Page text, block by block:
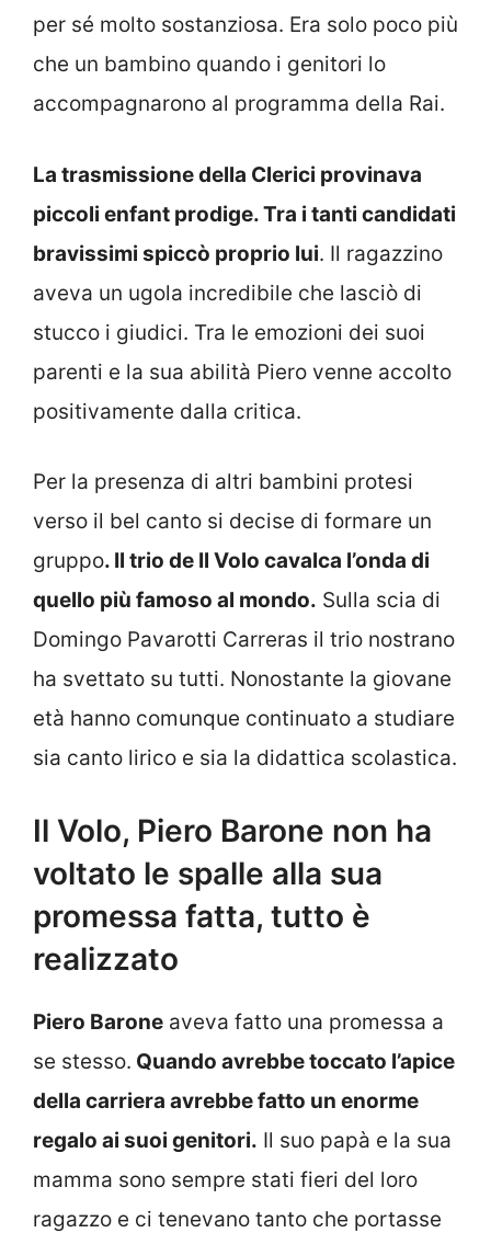
per sé molto sostanziosa. Era solo poco più
che un bambino quando i genitori lo
accompagnarono al programma della Rai.
La trasmissione della Clerici provinava
piccoli enfant prodige. Tra i tanti candidati
bravissimi spiccò proprio lui. Il ragazzino
aveva un ugola incredibile che lasciò di
stucco i giudici. Tra le emozioni dei suoi
parenti e la sua abilità Piero venne accolto
positivamente dalla critica.
Per la presenza di altri bambini protesi
verso il bel canto si decise di formare un
gruppo. Il trio de Il Volo cavalca l’onda di
quello più famoso al mondo. Sulla scia di
Domingo Pavarotti Carreras il trio nostrano
ha svettato su tutti. Nonostante la giovane
età hanno comunque continuato a studiare
sia canto lirico e sia la didattica scolastica.
Il Volo, Piero Barone non ha
voltato le spalle alla sua
promessa fatta, tutto è
realizzato
Piero Barone aveva fatto una promessa a
se stesso. Quando avrebbe toccato l’apice
della carriera avrebbe fatto un enorme
regalo ai suoi genitori. Il suo papà e la sua
mamma sono sempre stati fieri del loro
ragazzo e ci tenevano tanto che portasse